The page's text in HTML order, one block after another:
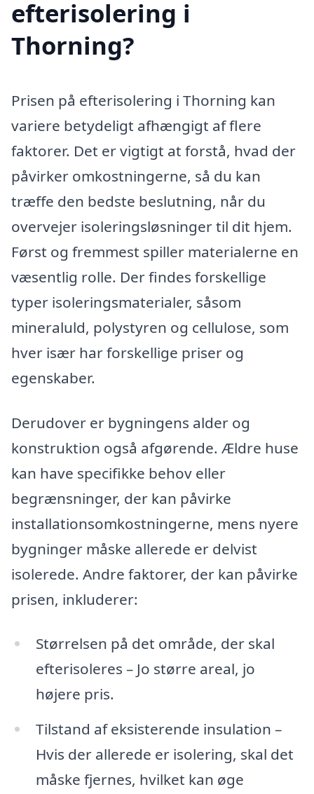
efterisolering i
Thorning?
Prisen på efterisolering i Thorning kan
variere betydeligt afhængigt af flere
faktorer. Det er vigtigt at forstå, hvad der
påvirker omkostningerne, så du kan
træffe den bedste beslutning, når du
overvejer isoleringsløsninger til dit hjem.
Først og fremmest spiller materialerne en
væsentlig rolle. Der findes forskellige
typer isoleringsmaterialer, såsom
mineraluld, polystyren og cellulose, som
hver især har forskellige priser og
egenskaber.
Derudover er bygningens alder og
konstruktion også afgørende. Ældre huse
kan have specifikke behov eller
begrænsninger, der kan påvirke
installationsomkostningerne, mens nyere
bygninger måske allerede er delvist
isolerede. Andre faktorer, der kan påvirke
prisen, inkluderer:
Størrelsen på det område, der skal
efterisoleres – Jo større areal, jo
højere pris.
Tilstand af eksisterende insulation –
Hvis der allerede er isolering, skal det
måske fjernes, hvilket kan øge